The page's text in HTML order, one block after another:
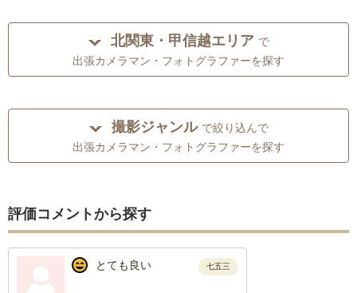
北関東・甲信越エリア で
出張カメラマン・フォトグラファーを探す
撮影ジャンル で絞り込んで
出張カメラマン・フォトグラファーを探す
評価コメントから探す
とても良い 七五三